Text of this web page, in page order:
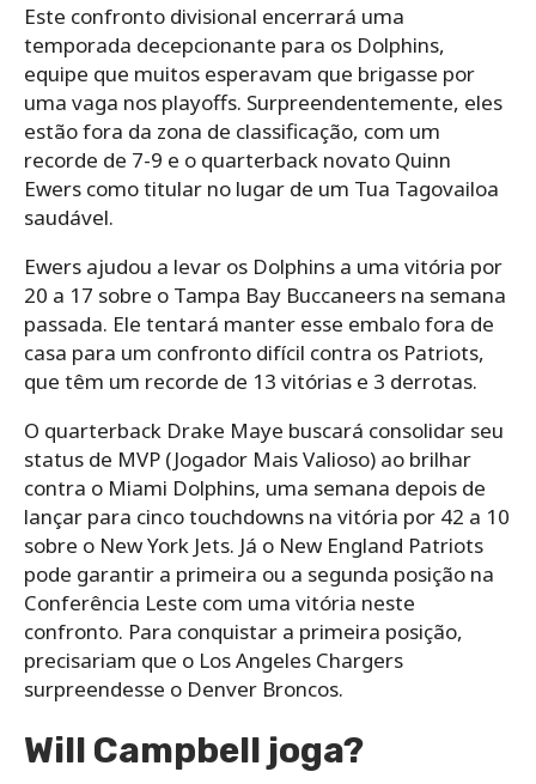
Este confronto divisional encerrará uma
temporada decepcionante para os Dolphins,
equipe que muitos esperavam que brigasse por
uma vaga nos playoffs. Surpreendentemente, eles
estão fora da zona de classificação, com um
recorde de 7-9 e o quarterback novato Quinn
Ewers como titular no lugar de um Tua Tagovailoa
saudável.
Ewers ajudou a levar os Dolphins a uma vitória por
20 a 17 sobre o Tampa Bay Buccaneers na semana
passada. Ele tentará manter esse embalo fora de
casa para um confronto difícil contra os Patriots,
que têm um recorde de 13 vitórias e 3 derrotas.
O quarterback Drake Maye buscará consolidar seu
status de MVP (Jogador Mais Valioso) ao brilhar
contra o Miami Dolphins, uma semana depois de
lançar para cinco touchdowns na vitória por 42 a 10
sobre o New York Jets. Já o New England Patriots
pode garantir a primeira ou a segunda posição na
Conferência Leste com uma vitória neste
confronto. Para conquistar a primeira posição,
precisariam que o Los Angeles Chargers
surpreendesse o Denver Broncos.
Will Campbell joga?